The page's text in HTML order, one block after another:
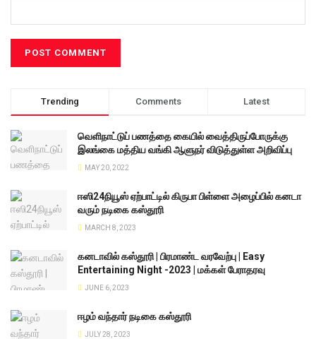
Trending Comments Latest
வெளிநாட்டுப் பணத்தை கையில் வைத்திருப்போருக்கு
இலங்கை மத்திய வங்கி ஆளுநர் விடுத்துள்ள அறிவிப்பு
MAY 20, 2022
ஈஸி24நியூஸ் ஏற்பாட்டில் கிருபா பிள்ளை அழைப்பில் கனடா
வரும் நடிகை கஸ்தூரி
MARCH 8, 2023
கனடாவில் கஸ்தூரி | பிரமாண்ட வரவேற்பு | Easy
Entertaining Night -2023 | மக்கள் பேராதரவு
JUNE 6, 2023
ஈழம் வந்தார் நடிகை கஸ்தூரி
JULY 28, 2023